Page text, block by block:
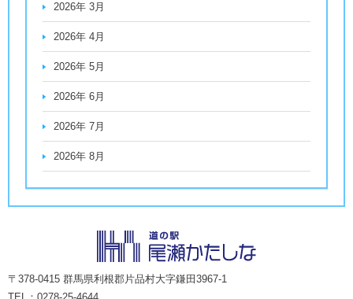
2026年 3月
2026年 4月
2026年 5月
2026年 6月
2026年 7月
2026年 8月
〒378-0415 群馬県利根郡片品村大字鎌田3967-1